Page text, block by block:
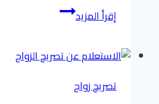
إقرأ المزيددليل
شامل:
تستعلم
معاملةتصريح زواج